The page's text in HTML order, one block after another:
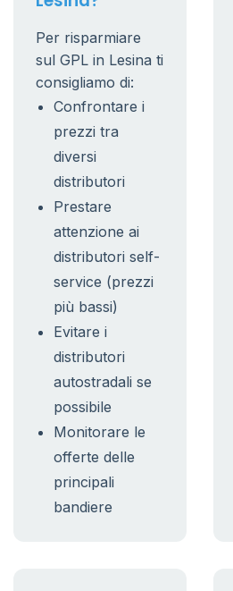
Per risparmiare
sul GPL in Lesina ti
consigliamo di:
Confrontare i
prezzi tra
diversi
distributori
Prestare
attenzione ai
distributori self-
service (prezzi
più bassi)
Evitare i
distributori
autostradali se
possibile
Monitorare le
offerte delle
principali
bandiere